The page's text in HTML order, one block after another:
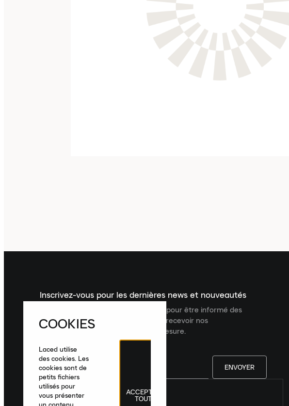
Inscrivez-vous pour les dernières news et nouveautés
Inscrivez-vous à la newsletter Laced pour être informé des
dernières nouveautés, collections et recevoir nos
recommandations de produits sur mesure.
ENVOYER
France|Français
COOKIES
Laced utilise
des cookies. Les
cookies sont de
petits fichiers
utilisés pour
vous présenter
ACCEPTER
TOUT